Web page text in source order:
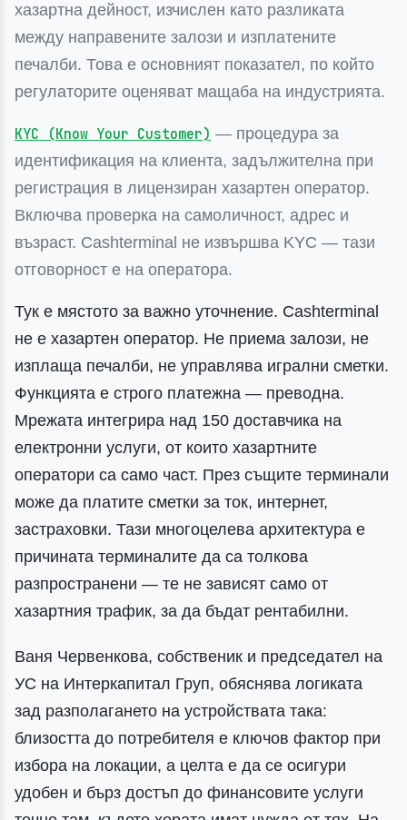
хазартна дейност, изчислен като разликата
между направените залози и изплатените
печалби. Това е основният показател, по който
регулаторите оценяват мащаба на индустрията.
KYC (Know Your Customer) — процедура за
идентификация на клиента, задължителна при
регистрация в лицензиран хазартен оператор.
Включва проверка на самоличност, адрес и
възраст. Cashterminal не извършва KYC — тази
отговорност е на оператора.
Тук е мястото за важно уточнение. Cashterminal
не е хазартен оператор. Не приема залози, не
изплаща печалби, не управлява игрални сметки.
Функцията е строго платежна — преводна.
Мрежата интегрира над 150 доставчика на
електронни услуги, от които хазартните
оператори са само част. През същите терминали
може да платите сметки за ток, интернет,
застраховки. Тази многоцелева архитектура е
причината терминалите да са толкова
разпространени — те не зависят само от
хазартния трафик, за да бъдат рентабилни.
Ваня Червенкова, собственик и председател на
УС на Интеркапитал Груп, обяснява логиката
зад разполагането на устройствата така:
близостта до потребителя е ключов фактор при
избора на локации, а целта е да се осигури
удобен и бърз достъп до финансовите услуги